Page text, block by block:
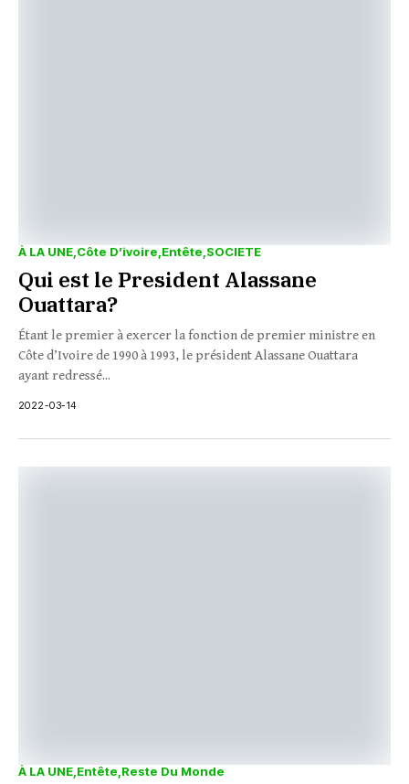
À LA UNE Côte D’ivoire Entête SOCIETE
Qui est le President Alassane
Ouattara?
Étant le premier à exercer la fonction de premier ministre en
Côte d’Ivoire de 1990 à 1993, le président Alassane Ouattara
ayant redressé...
2022-03-14
À LA UNE Entête Reste Du Monde